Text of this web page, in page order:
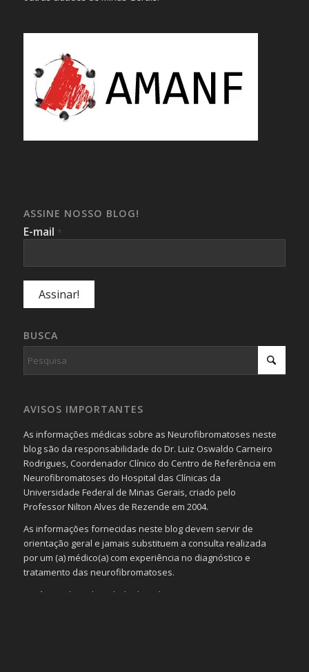
ASSINE NOSSO BLOG!
E-mail *
BUSCA
AVISOS IMPORTANTES
As informações médicas sobre as Neurofibromatoses neste
blog são da responsabilidade do Dr. Luiz Oswaldo Carneiro
Rodrigues, Coordenador Clínico do Centro de Referência em
Neurofibromatoses do Hospital das Clínicas da
Universidade Federal de Minas Gerais, criado pelo
Professor Nilton Alves de Rezende em 2004.
As informações fornecidas neste blog devem servir de
orientação geral e jamais substituem a consulta realizada
por um (a) médico(a) com experiência no diagnóstico e
tratamento das neurofibromatoses.
Será omitida a identidade de todas as pessoas que